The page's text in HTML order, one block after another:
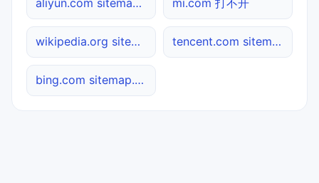
aliyun.com sitemap.xml检测 mi.com 打不开
wikipedia.org sitemap.xml检测 tencent.com sitemap.xml检测
bing.com sitemap.xml检测